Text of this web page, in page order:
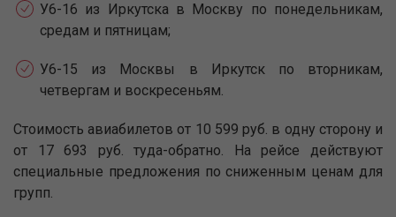
У6-16 из Иркутска в Москву по понедельникам,
средам и пятницам;
У6-15 из Москвы в Иркутск по вторникам,
четвергам и воскресеньям.
Стоимость авиабилетов от 10 599 руб. в одну сторону и
от 17 693 руб. туда-обратно. На рейсе действуют
специальные предложения по сниженным ценам для
групп.